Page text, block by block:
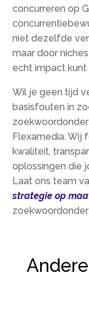
concurreren op
niet dezelfde
maar door
echt impact kunt
Wil je geen tijd
basisfouten in
Flexamedia.​ Wij
kwaliteit,
oplossingen die
Laat ons team
strategie op